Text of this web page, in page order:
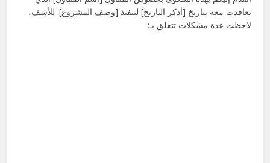
تعاقدت معه بتاريخ [أذكر التاريخ] لتنفيذ [وصف المشروع]. للأسف،
لاحظت عدة مشكلات تتعلق بـ: